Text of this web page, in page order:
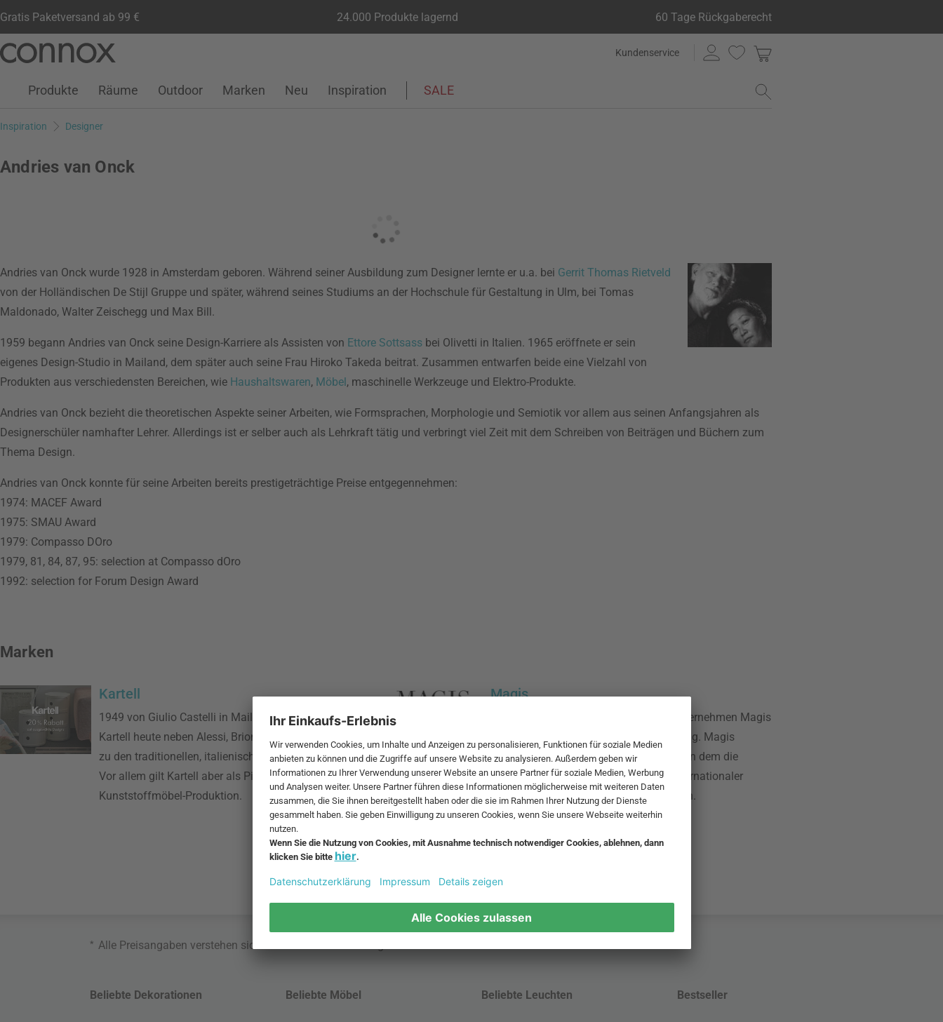
Gratis Paketversand ab 99 € 24.000 Produkte lagernd 60 Tage Rückgaberecht
Seiteninhalt
Suchfeld
Kundenservice
Kundenkonto
Wunschliste
Warenkorb
Produkte Räume Outdoor Marken Neu Inspiration SALE
Inspiration Designer
Andries van Onck
Andries van Onck wurde 1928 in Amsterdam geboren. Während seiner Ausbildung zum Designer lernte er u.a. bei Gerrit Thomas Rietveld
von der Holländischen De Stijl Gruppe und später, während seines Studiums an der Hochschule für Gestaltung in Ulm, bei Tomas
Maldonado, Walter Zeischegg und Max Bill.
1959 begann Andries van Onck seine Design-Karriere als Assisten von Ettore Sottsass bei Olivetti in Italien. 1965 eröffnete er sein
eigenes Design-Studio in Mailand, dem später auch seine Frau Hiroko Takeda beitrat. Zusammen entwarfen beide eine Vielzahl von
Produkten aus verschiedensten Bereichen, wie Haushaltswaren, Möbel, maschinelle Werkzeuge und Elektro-Produkte.
Andries van Onck bezieht die theoretischen Aspekte seiner Arbeiten, wie Formsprachen, Morphologie und Semiotik vor allem aus seinen Anfangsjahren als
Designerschüler namhafter Lehrer. Allerdings ist er selber auch als Lehrkraft tätig und verbringt viel Zeit mit dem Schreiben von Beiträgen und Büchern zum
Thema Design.
Andries van Onck konnte für seine Arbeiten bereits prestigeträchtige Preise entgegennehmen:
1974: MACEF Award
1975: SMAU Award
1979: Compasso DOro
1979, 81, 84, 87, 95: selection at Compasso dOro
1992: selection for Forum Design Award
Marken
Kartell
1949 von Giulio Castelli in Mailand gegründet, zählt
Kartell heute neben Alessi, Brionvega, Danese oder Flos
zu den traditionellen, italienischen Designunternehmen.
Vor allem gilt Kartell aber als Pionierunternehmen der
Kunststoffmöbel-Produktion.
Magis
1976 gründete Eugenio Perazza das Unternehmen Magis
mit Sitz in Motta di Livenza, nahe Venedig. Magis
versteht sich als eine Art Produktverlag, in dem die
Unterschiede der Sprachen und Stile internationaler
Designer bewusst hervorgehoben werden.
* Alle Preisangaben verstehen sich inklusive MwSt. und zzgl.
Beliebte Dekorationen Beliebte Möbel Beliebte Leuchten Bestseller